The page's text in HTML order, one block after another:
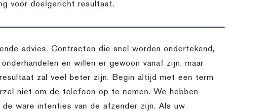
voor doelgericht resultaat.
advies. Contracten die snel worden ondertekend,
en willen er gewoon vanaf zijn, maar
zal veel beter zijn. Begin altijd met een term
niet om de telefoon op te nemen. We hebben
ware intenties van de afzender zijn. Als uw